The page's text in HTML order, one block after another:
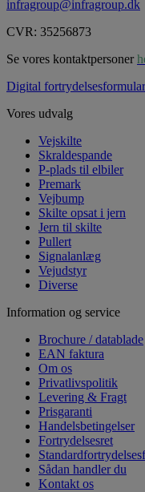
infragroup@infragroup.dk
CVR: 35256873
Se vores kontaktpersoner
Digital fortrydelsesformular
Vores udvalg
Vejskilte
Skraldespande
P-plads til elbiler
Premark
Vejbump
Skilte opsat i jern
Jern til skilte
Pullert
Signalanlæg
Vejudstyr
Diverse
Information og service
Brochure / datablade
EAN faktura
Om os
Privatlivspolitik
Levering & Fragt
Prisgaranti
Handelsbetingelser
Fortrydelsesret
Sådan handler du
Kontakt os